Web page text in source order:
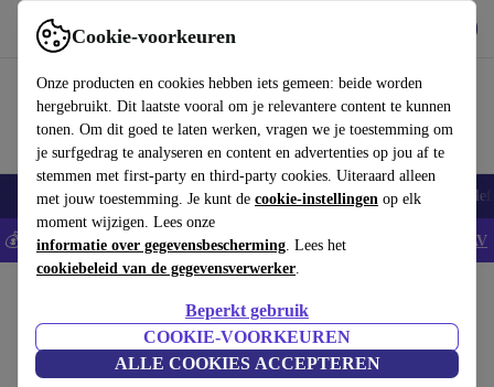
Cookie-voorkeuren
Onze producten en cookies hebben iets gemeen: beide worden
hergebruikt. Dit laatste vooral om je relevantere content te kunnen
tonen. Om dit goed te laten werken, vragen we je toestemming om
je surfgedrag te analyseren en content en advertenties op jou af te
stemmen met first-party en third-party cookies. Uiteraard alleen
met jouw toestemming. Je kunt de cookie-instellingen op elk
moment wijzigen. Lees onze
informatie over gegevensbescherming. Lees het
cookiebeleid van de gegevensverwerker.
Beperkt gebruik
COOKIE-VOORKEUREN
ALLE COOKIES ACCEPTEREN
Gebruik refurbed snel en eenvoudig
Smartphones Laptops Tablets Smartwatches Accessoires
💰Bespaar 5% EXTRA op alle iPhones - Code: IPHONEDEAL - AV
Apple AirPods Max 2024
Middernacht